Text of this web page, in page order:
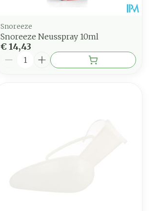
Snoreeze
Snoreeze Neusspray 10ml
€ 14,43
Aantal